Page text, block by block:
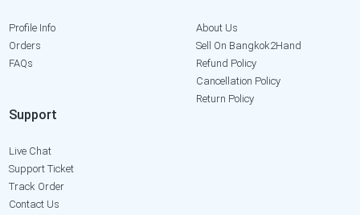
Profile Info
Orders
FAQs
About Us
Sell On Bangkok2Hand
Refund Policy
Cancellation Policy
Return Policy
Support
Live Chat
Support Ticket
Track Order
Contact Us